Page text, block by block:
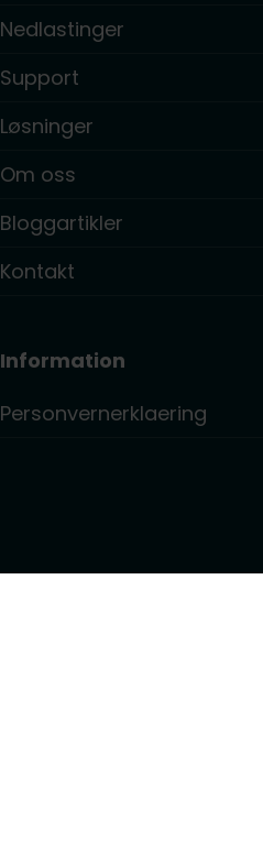
Nedlastinger
Support
Løsninger
Om oss
Bloggartikler
Kontakt
Information
Personvernerklaering